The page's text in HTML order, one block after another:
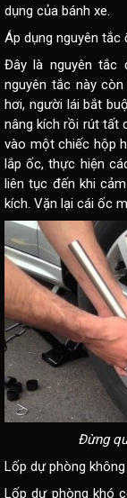
dụng của bánh xe.
Áp dụng nguyên tắc
Đây là nguyên tắc
nguyên tắc này
hơi, người lái bắt
nâng kích rồi rút tất
vào một chiếc hộp
lắp ốc, thực hiện
liên tục đến khi
kích. Vặn lại cái ốc
Đừng
Lốp dự phòng
Lốp dự phòng khó